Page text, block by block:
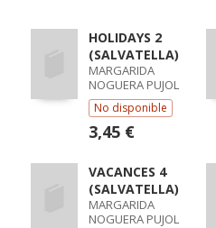
HOLIDAYS 2
(SALVATELLA)
MARGARIDA
NOGUERA PUJOL
No disponible
3,45 €
VACANCES 4
(SALVATELLA)
MARGARIDA
NOGUERA PUJOL